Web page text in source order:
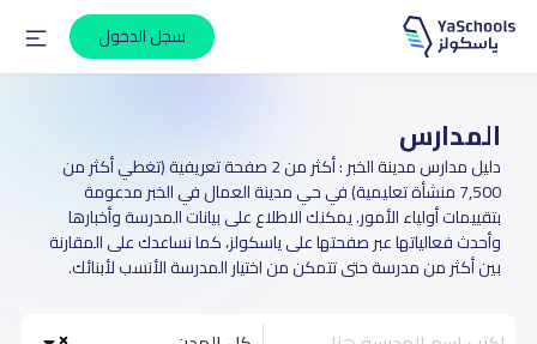
سجل الدخول
المدارس
دليل مدارس مدينة الخبر : أكثر من 2 صفحة تعريفية (تغطي أكثر من
7,500 منشأة تعليمية) في حي مدينة العمال في الخبر مدعومة
بتقييمات أولياء الأمور. يمكنك الاطلاع على بيانات المدرسة وأخبارها
وأحدث فعالياتها عبر صفحتها على ياسكولز، كما نساعدك على المقارنة
بين أكثر من مدرسة حتى تتمكن من اختيار المدرسة الأنسب لأبنائك.